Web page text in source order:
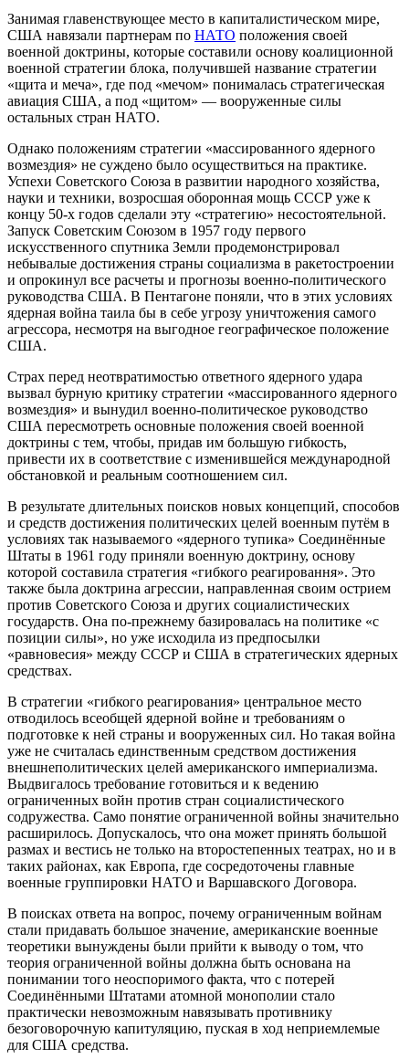
Занимая главенствующее место в капиталистическом мире,
США навязали партнерам по НАТО положения своей
военной доктрины, которые составили основу коалиционной
военной стратегии блока, получившей название стратегии
«щита и меча», где под «мечом» понималась стратегическая
авиация США, а под «щитом» — вооруженные силы
остальных стран НАТО.
Однако положениям стратегии «массированного ядерного
возмездия» не суждено было осуществиться на практике.
Успехи Советского Союза в развитии народного хозяйства,
науки и техники, возросшая оборонная мощь СССР уже к
концу 50-х годов сделали эту «стратегию» несостоятельной.
Запуск Советским Союзом в 1957 году первого
искусственного спутника Земли продемонстрировал
небывалые достижения страны социализма в ракетостроении
и опрокинул все расчеты и прогнозы военно-политического
руководства США. В Пентагоне поняли, что в этих условиях
ядерная война таила бы в себе угрозу уничтожения самого
агрессора, несмотря на выгодное географическое положение
США.
Страх перед неотвратимостью ответного ядерного удара
вызвал бурную критику стратегии «массированного ядерного
возмездия» и вынудил военно-политическое руководство
США пересмотреть основные положения своей военной
доктрины с тем, чтобы, придав им большую гибкость,
привести их в соответствие с изменившейся международной
обстановкой и реальным соотношением сил.
В результате длительных поисков новых концепций, способов
и средств достижения политических целей военным путём в
условиях так называемого «ядерного тупика» Соединённые
Штаты в 1961 году приняли военную доктрину, основу
которой составила стратегия «гибкого реагировання». Это
также была доктрина агрессии, направленная своим острием
против Советского Союза и других социалистических
государств. Она по-прежнему базировалась на политике «с
позиции силы», но уже исходила из предпосылки
«равновесия» между СССР и США в стратегических ядерных
средствах.
В стратегии «гибкого реагирования» центральное место
отводилось всеобщей ядерной войне и требованиям о
подготовке к ней страны и вооруженных сил. Но такая война
уже не считалась единственным средством достижения
внешнеполитических целей американского империализма.
Выдвигалось требование готовиться и к ведению
ограниченных войн против стран социалистического
содружества. Само понятие ограниченной войны значительно
расширилось. Допускалось, что она может принять большой
размах и вестись не только на второстепенных театрах, но и в
таких районах, как Европа, где сосредоточены главные
военные группировки НАТО и Варшавского Договора.
В поисках ответа на вопрос, почему ограниченным войнам
стали придавать большое значение, американские военные
теоретики вынуждены были прийти к выводу о том, что
теория ограниченной войны должна быть основана на
понимании того неоспоримого факта, что с потерей
Соединёнными Штатами атомной монополии стало
практически невозможным навязывать противнику
безоговорочную капитуляцию, пуская в ход неприемлемые
для США средства.